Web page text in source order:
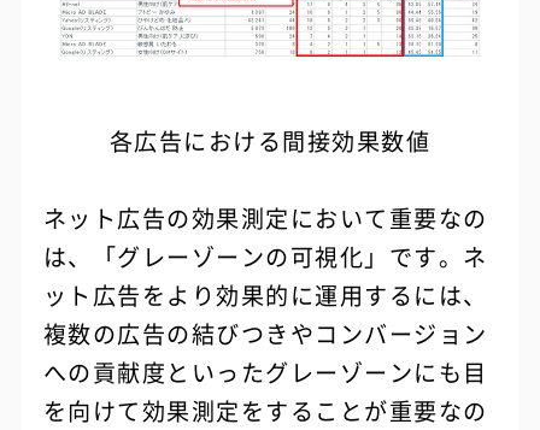
各広告における間接効果数値
ネット広告の効果測定において重要なの
は、「グレーゾーンの可視化」です。ネ
ット広告をより効果的に運用するには、
複数の広告の結びつきやコンバージョン
への貢献度といったグレーゾーンにも目
を向けて効果測定をすることが重要なの